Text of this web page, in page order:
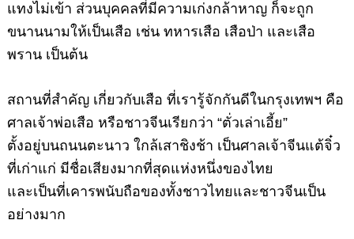
แทงไม่เข้า ส่วนบุคคลที่มีความเก่งกล้าหาญ ก็จะถูก
ขนานนามให้เป็นเสือ เช่น ทหารเสือ เสือป่า และเสือ
พราน เป็นต้น
สถานที่สำคัญ เกี่ยวกับเสือ ที่เรารู้จักกันดีในกรุงเทพฯ คือ
ศาลเจ้าพ่อเสือ หรือชาวจีนเรียกว่า “ตั่วเล่าเอี้ย”
ตั้งอยู่บนถนนตะนาว ใกล้เสาชิงช้า เป็นศาลเจ้าจีนแต้จิ๋ว
ที่เก่าแก่ มีชื่อเสียงมากที่สุดแห่งหนึ่งของไทย
และเป็นที่เคารพนับถือของทั้งชาวไทยและชาวจีนเป็น
อย่างมาก